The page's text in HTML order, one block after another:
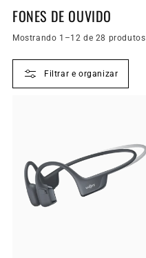
FONES DE OUVIDO
Mostrando 1–12 de 28 produtos
Filtrar e organizar